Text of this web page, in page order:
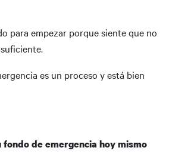
para empezar porque siente que no
es un proceso y está bien
fondo de emergencia hoy mismo